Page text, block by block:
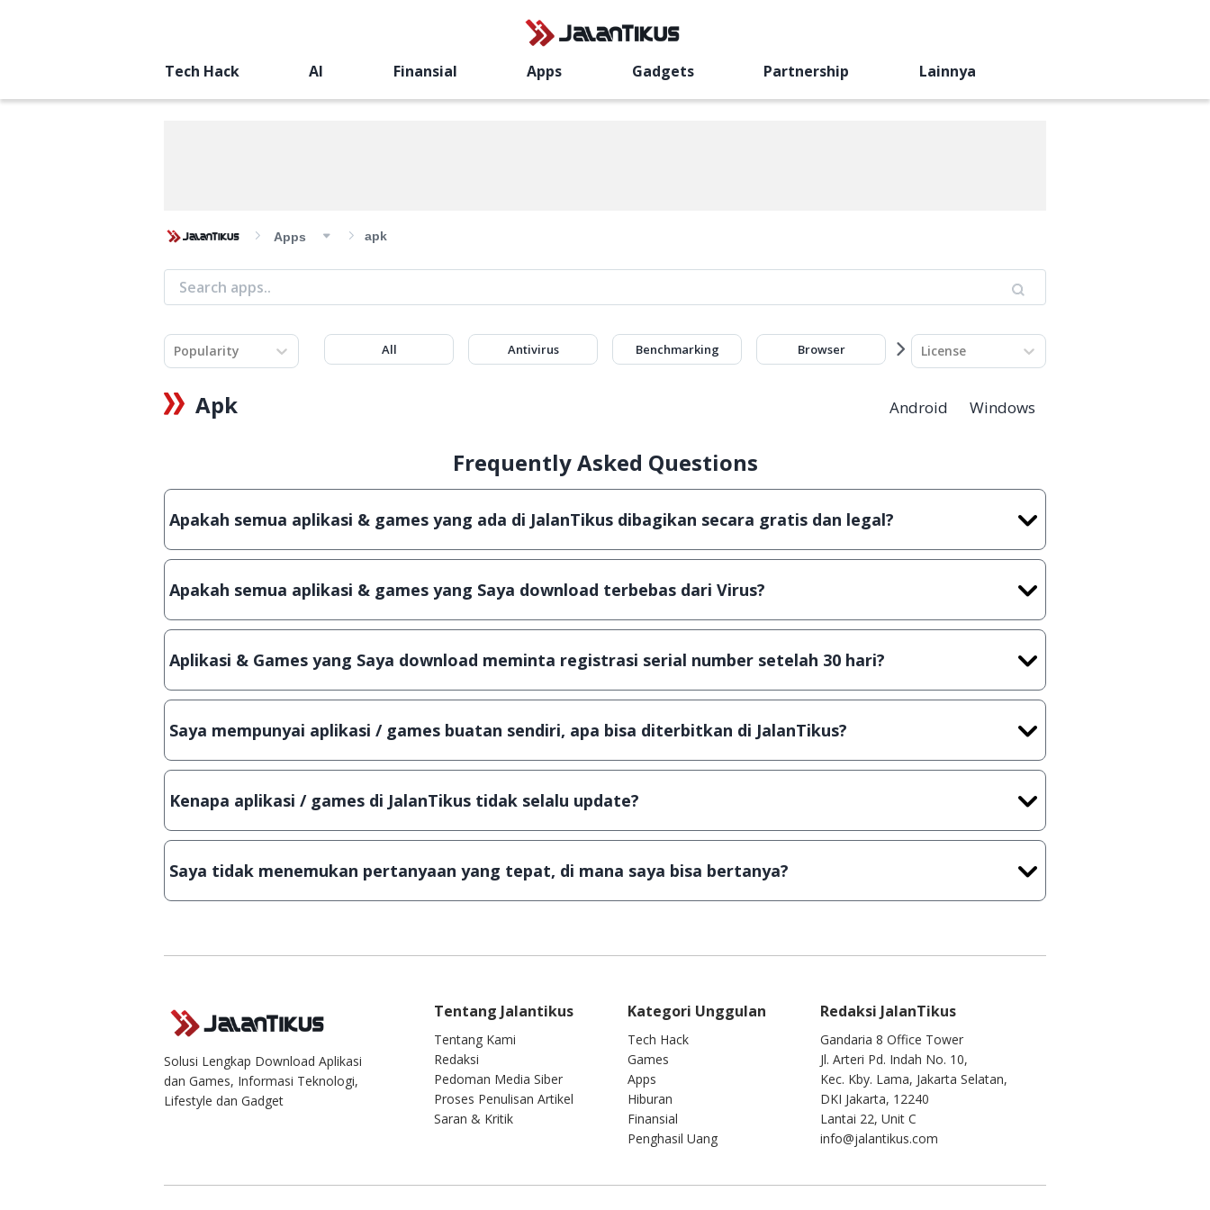
Tech Hack AI Finansial Apps Gadgets Partnership Lainnya
Apps apk
Popularity All Antivirus Benchmarking Browser Cleaning
License
Apk Android Windows
Frequently Asked Questions
Apakah semua aplikasi & games yang ada di JalanTikus dibagikan secara gratis dan legal?
Ya, JalanTikus hanya membagikan aplikasi & games yang gratis (Freeware) dan legal, dalam artian tidak (bajakan) hasil
crack, patch atau semacamnya.
Apakah semua aplikasi & games yang Saya download terbebas dari Virus?
Ya, JalanTikus selalu melakukan scanning dengan 3 jenis Antivirus (Kaspersky, AVG & Avast) sebelum menerbitkan suatu
aplikasi atau games, sehingga bisa dijamin 100% terbebas dari virus.
Aplikasi & Games yang Saya download meminta registrasi serial number setelah 30 hari?
Meskipun dibagikan secara gratis, namun ada beberapa aplikasi & games yang dibagikan secara Shareware, dalam arti
hanya bisa digunakan dalam jangka waktu tertentu dan jika ingin lanjut menggunakannya kamu harus membeli lisensi
aslinya.
Saya mempunyai aplikasi / games buatan sendiri, apa bisa diterbitkan di JalanTikus?
Tentu saja bisa. Silahkan kirim email keinfo@jalantikus.comdengan menyertakan Nama Aplikasi/Games, Deskripsi serta
Lampiran File instalasi / (APK) jika Android
Kenapa aplikasi / games di JalanTikus tidak selalu update?
Demi menjaga kualitas aplikasi dan games yang ada di JalanTikus, hingga saat ini kita masih melakukan upload-
download secara manual, sehingga kuota sebesar ribuan aplikasi & games tidak dapat tercapai dalam waktu yang
singkat.
Saya tidak menemukan pertanyaan yang tepat, di mana saya bisa bertanya?
Kami dengan senang hati menjawab setiap pertanyaan yang masuk. Kirim pertanyaan kamu keinfo@jalantikus.com
Solusi Lengkap Download Aplikasi
dan Games, Informasi Teknologi,
Lifestyle dan Gadget
Redaksi JalanTikus
Gandaria 8 Office Tower
Jl. Arteri Pd. Indah No. 10,
Kec. Kby. Lama, Jakarta Selatan,
DKI Jakarta, 12240
Lantai 22, Unit C
info@jalantikus.com
Tentang Jalantikus
Tentang Kami
Redaksi
Pedoman Media Siber
Proses Penulisan Artikel
Saran & Kritik
Kategori Unggulan
Tech Hack
Games
Apps
Hiburan
Finansial
Penghasil Uang